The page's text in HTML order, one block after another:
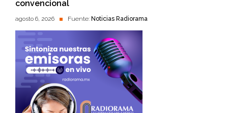
convencional
agosto 6, 2026 Fuente: Noticias Radiorama